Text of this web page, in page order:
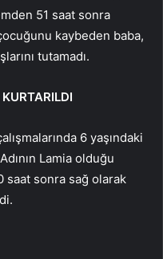
51 saat sonra
kaybeden baba,
tutamadı.
6 yaşındaki
Lamia olduğu
saat sonra sağ olarak